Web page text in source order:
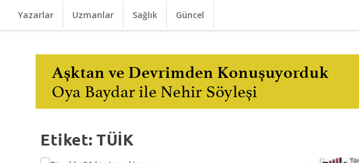
Yazarlar Uzmanlar Sağlık Güncel
Etiket:TÜİK